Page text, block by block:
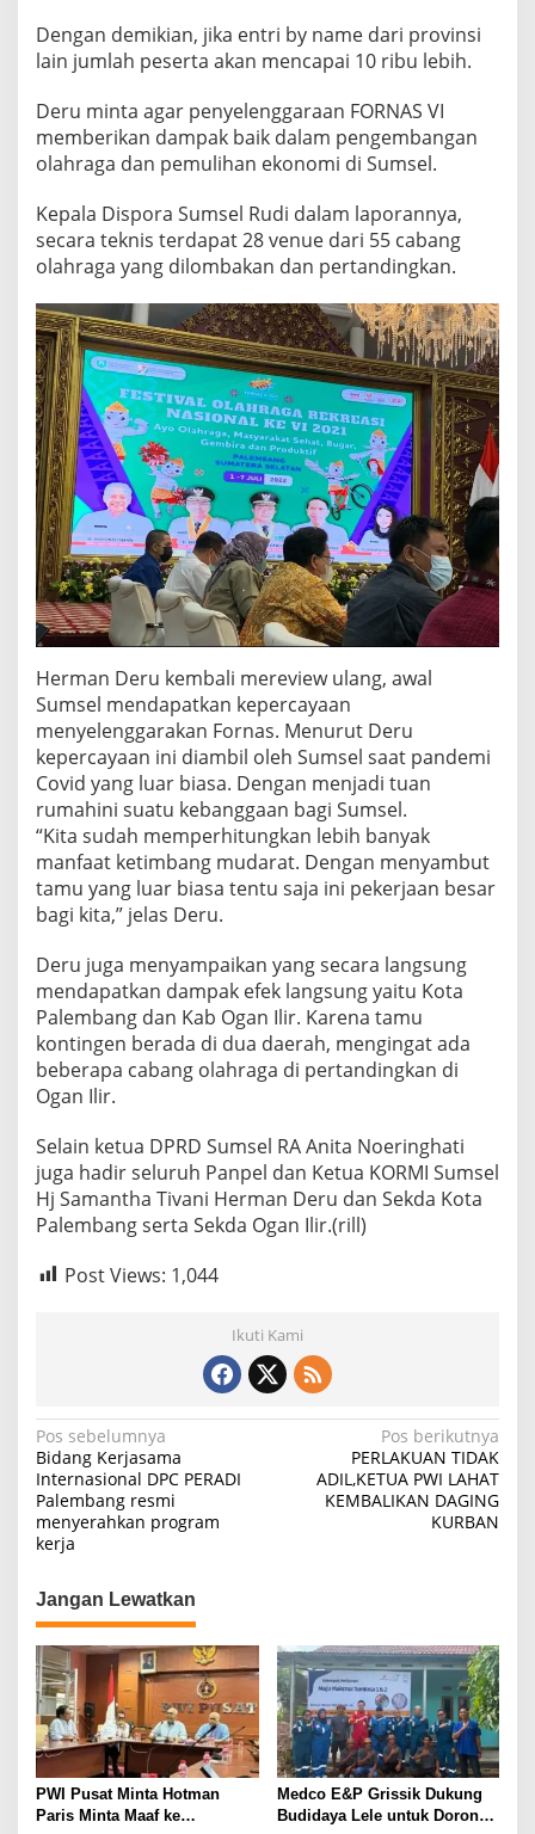
Dengan demikian, jika entri by name dari provinsi
lain jumlah peserta akan mencapai 10 ribu lebih.
Deru minta agar penyelenggaraan FORNAS VI
memberikan dampak baik dalam pengembangan
olahraga dan pemulihan ekonomi di Sumsel.
Kepala Dispora Sumsel Rudi dalam laporannya,
secara teknis terdapat 28 venue dari 55 cabang
olahraga yang dilombakan dan pertandingkan.
Herman Deru kembali mereview ulang, awal
Sumsel mendapatkan kepercayaan
menyelenggarakan Fornas. Menurut Deru
kepercayaan ini diambil oleh Sumsel saat pandemi
Covid yang luar biasa. Dengan menjadi tuan
rumahini suatu kebanggaan bagi Sumsel.
“Kita sudah memperhitungkan lebih banyak
manfaat ketimbang mudarat. Dengan menyambut
tamu yang luar biasa tentu saja ini pekerjaan besar
bagi kita,” jelas Deru.
Deru juga menyampaikan yang secara langsung
mendapatkan dampak efek langsung yaitu Kota
Palembang dan Kab Ogan Ilir. Karena tamu
kontingen berada di dua daerah, mengingat ada
beberapa cabang olahraga di pertandingkan di
Ogan Ilir.
Selain ketua DPRD Sumsel RA Anita Noeringhati
juga hadir seluruh Panpel dan Ketua KORMI Sumsel
Hj Samantha Tivani Herman Deru dan Sekda Kota
Palembang serta Sekda Ogan Ilir.(rill)
Post Views: 1,044
Ikuti Kami
N
a
v
i
a
s
i
p
o
s
Pos sebelumnya
Bidang Kerjasama
Internasional DPC PERADI
Palembang resmi
menyerahkan program
kerja
Pos berikutnya
PERLAKUAN TIDAK
ADIL,KETUA PWI LAHAT
KEMBALIKAN DAGING
KURBAN
Jangan Lewatkan
PWI Pusat Minta Hotman
Paris Minta Maaf ke
Medco E&P Grissik Dukung
Budidaya Lele untuk Dorong